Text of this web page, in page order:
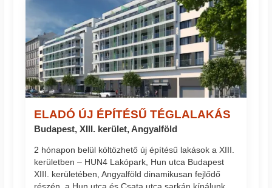
ELADÓ ÚJ ÉPÍTÉSŰ TÉGLALAKÁS
Budapest, XIII. kerület, Angyalföld
2 hónapon belül költözhető új építésű lakások a XIII.
kerületben – HUN4 Lakópark, Hun utca Budapest
XIII. kerületében, Angyalföld dinamikusan fejlődő